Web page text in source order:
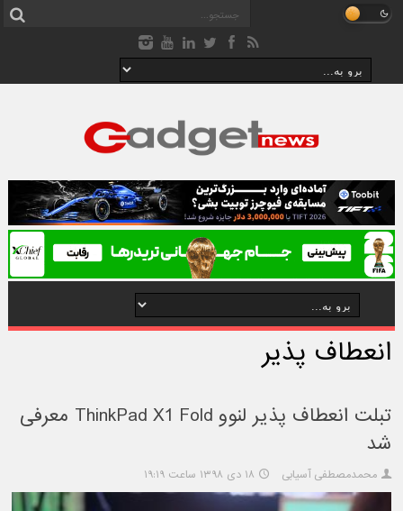
انعطاف پذیر
تبلت انعطاف پذیر لنوو ThinkPad X1 Fold معرفی
شد
محمدمصطفی آسیابی ۱۸ دی ۱۳۹۸ ساعت ۱۹:۱۹